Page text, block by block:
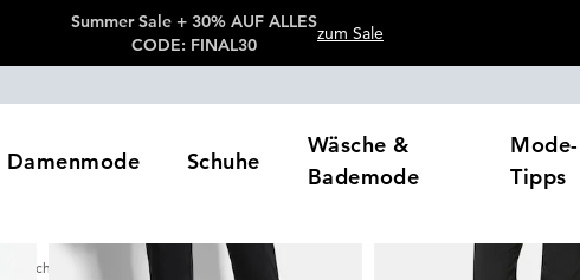
Summer Sale + 30% AUF ALLES
CODE: FINAL30
zum Sale
Damenmode Schuhe
Wäsche &
Bademode
Mode-
Tipps
Stretchhosen